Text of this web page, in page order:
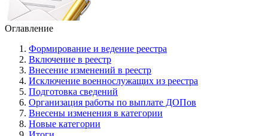
Оглавление
Формирование и ведение реестра
Включение в реестр
Внесение изменений в реестр
Исключение военнослужащих из реестра
Подготовка сведений
Организация работы по выплате ДОПов
Внесены изменения в категории
Новые категории